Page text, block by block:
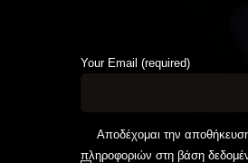
Your Email (required)
Αποδέχομαι την
πληροφοριών στη βάση